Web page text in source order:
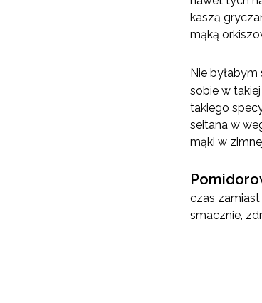
kaszą
mąką
Nie
sobie w
takiego
seitana w
mąki w
czas
smacznie,